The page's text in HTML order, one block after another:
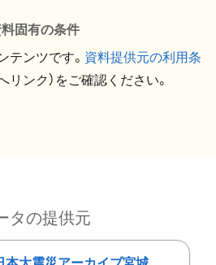
固有の条件
テンツです。 資料提供元の利用条
リンク）をご確認ください。
タの提供元